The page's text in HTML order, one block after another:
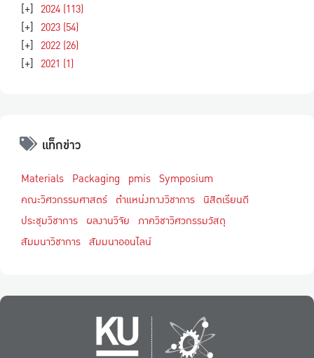
[+] 2024 (113)
[+] 2023 (54)
[+] 2022 (26)
[+] 2021 (1)
แท็กข่าว
Materials Packaging pmis Symposium
คณะวิศวกรรมศาสตร์ ตำแหน่งทางวิชาการ นิสิตเรียนดี
ประชุมวิชาการ ผลงานวิจัย ภาควิชาวิศวกรรมวัสดุ
สัมมนาวิชาการ สัมมนาออนไลน์